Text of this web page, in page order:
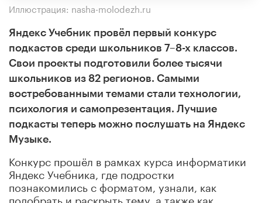
Иллюстрация: nasha-molodezh.ru
Яндекс Учебник провёл первый конкурс
подкастов среди школьников 7–8-х классов.
Свои проекты подготовили более тысячи
школьников из 82 регионов. Самыми
востребованными темами стали технологии,
психология и самопрезентация. Лучшие
подкасты теперь можно послушать на Яндекс
Музыке.
Конкурс прошёл в рамках курса информатики
Яндекс Учебника, где подростки
познакомились с форматом, узнали, как
подобрать и раскрыть тему, а также как